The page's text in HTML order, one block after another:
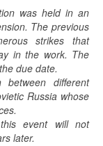
was held in an
The previous
strikes that
in the work. The
due date.
different
Russia whose
event will not
later.